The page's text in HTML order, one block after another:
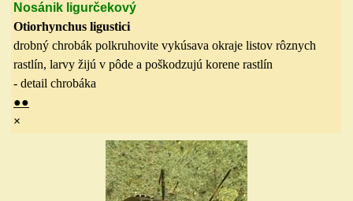
Nosánik ligurčekový
Otiorhynchus ligustici
drobný chrobák polkruhovite vykúsava okraje listov rôznych
rastlín, larvy žijú v pôde a poškodzujú korene rastlín
- detail chrobáka
●●
×